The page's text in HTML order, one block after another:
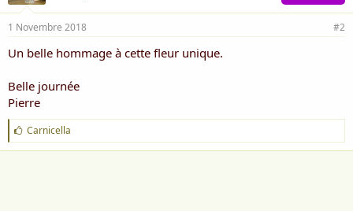
1 Novembre 2018 #2
Un belle hommage à cette fleur unique.
Belle journée
Pierre
J
'
a
Carnicella